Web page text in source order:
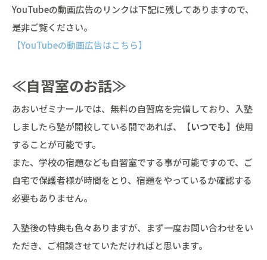
YouTubeの動画広告のリンクは下記に残してありますので、
是非ご覧ください。
【YouTubeの動画広告はこちら】
≪自習室のお話≫
あおいゼミナールでは、無料の自習席を完備しており、入塾
しましたら塾が開校している間であれば、【いつでも】使用
することが可能です。
また、学校の宿題なども自習室でする事が可能ですので、ご
自宅で保護者様が時間をとり、宿題をやっているか確認する
必要もありません。
入塾後の特典も色々ありますが、まず一度お問い合わせをい
ただき、ご相談させていただければと思います。